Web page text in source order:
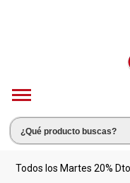
Todos los Martes 20%